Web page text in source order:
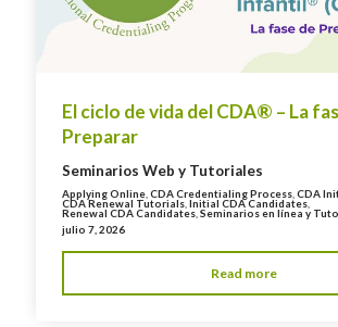
El ciclo de vida del CDA® – La
Preparar
Seminarios Web y Tutoriales
Applying Online ,CDA Credentialing Process ,CDA
CDA Renewal Tutorials ,Initial CDA Candidates
Renewal CDA Candidates ,Seminarios en línea y
julio 7, 2026
Read more